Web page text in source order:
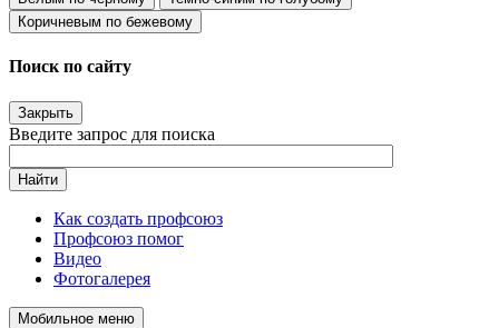
Коричневым по бежевому
Поиск по сайту
Закрыть
Введите запрос для поиска
Найти
Как создать профсоюз
Профсоюз помог
Видео
Фотогалерея
Мобильное меню